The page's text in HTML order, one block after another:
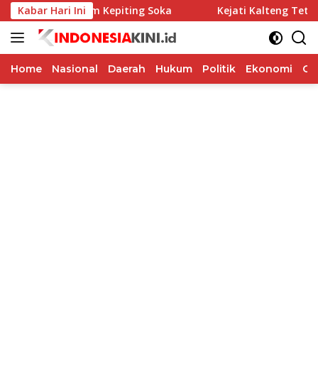
Langsung
ke
konten
Kabar Hari Ini
Program Kepiting Soka Kejati Kalteng Tetapkan
Home Nasional Daerah Hukum Politik Ekonomi